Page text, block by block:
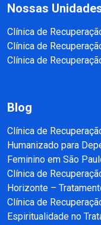
Nossas
Clínica de
Clínica de
Clínica de
Blog
Clínica de
Humanizado para
Feminino em São
Clínica de
Horizonte –
Clínica de
Espiritualidade no